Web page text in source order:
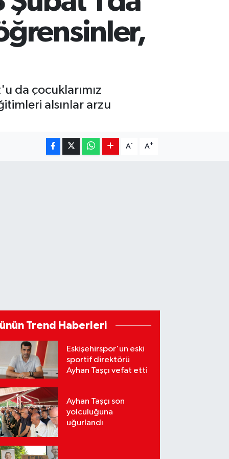
da çocuklarımız
alsınlar arzu
A- A+
Trend Haberleri
Eskişehirspor'un eski
sportif direktörü
Ayhan Taşçı vefat etti
Ayhan Taşçı son
yolculuğuna
uğurlandı